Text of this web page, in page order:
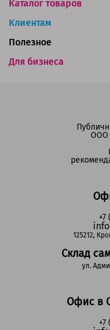
Каталог товаров
Клиентам
Для бизнеса
Полезное
+7
125212,
Склад
ул.
Офис в
+7
ООО